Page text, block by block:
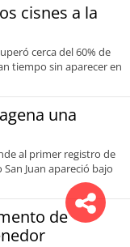
cisnes a la
cerca del 60% de
tiempo sin aparecer en
una
al primer registro de
Juan apareció bajo
de